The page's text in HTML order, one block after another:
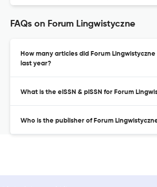
FAQs on Forum Lingwistyczne
How many articles did Forum Lingwistyczne
last year?
What is the eISSN & pISSN for Forum
Who is the publisher of Forum